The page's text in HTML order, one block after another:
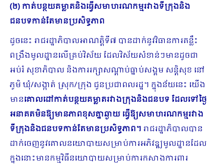
(២)កាត់បន្ថយគម្លាតនិងធ្វើសមាហរណកម្មរវាងទីក្រុងនិង
ជនបទកាន់តែមានប្រសិទ្ធភាព
ដូចនេះ រាជរដ្ឋាភិបាលអាណត្តិទី៧ បានដាក់នូវវិធានការគន្លឹះ
ពង្រឹងមូលដ្ឋានលើគ្រប់វិស័យ ដែលវិស័យសំខាន់ៗមានដូចជា
អប់រំ សុខាភិបាល និងការរក្សាសណ្ដាប់ធ្នាប់សង្គម សន្តិសុខ នៅ
ភូមិ ឃុំ/សង្កាត់ ស្រុក/ក្រុង ជូនប្រ​ជាពលរដ្ឋ។ ក្នុងន័យនេះ យើង
មានគោលដៅកាត់បន្ថយគម្លាតរវាងក្រុងនិងជនបទ ដែលទៅថ្ងៃ
អនាគតមិនឱ្យមានភាពខុសគ្នាឆ្ងាយ ធ្វើឱ្យសមាហរណកម្មរវាង
ទីក្រុងនិងជនបទកាន់តែមានប្រសិទ្ធភាព។ រាជរដ្ឋាភិបាលបាន
ដាក់ចេញនូវគោលនយោបាយសម្រាប់ការអភិវឌ្ឍមូលដ្ឋានដែល
ក្នុងនោះមានកម្មវិធីនយោបាយសម្រាប់ការកសាងការពារ